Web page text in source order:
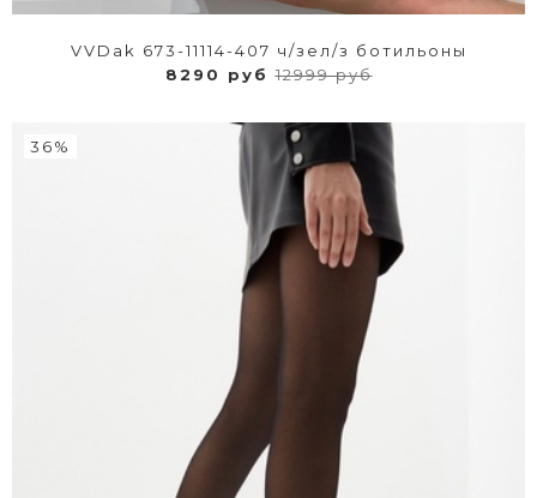
VVDak 673-11114-407 ч/зел/з ботильоны
8290 руб12999 руб
36%